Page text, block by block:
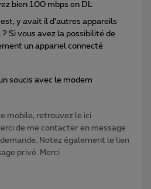
bien 100 mbps en DL
y avait il d’autres appareils
Si vous avez la possibilité de
un appariel connecté
soucis avec le modem
mobile, retrouvez le ici
de me contacter en message
Notez également le lien
privé. Merci